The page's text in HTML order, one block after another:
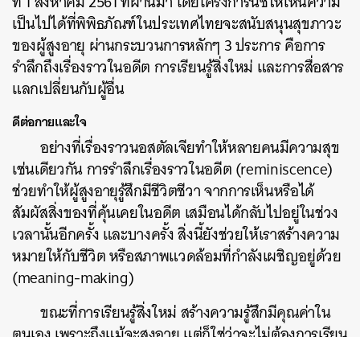
เป็นไปได้ที่พิพิธภัณฑ์ในประเทศไทยจะสนับสนุนสุขภาวะ
ของผู้สูงอายุ ผ่านกระบวนการหลักๆ 3 ประการ คือการ
รำลึกถึงเรื่องราวในอดีต การเรียนรู้สิ่งใหม่ และการสื่อสาร
แลกเปลี่ยนกับผู้อื่น
ดีต่อกายและใจ
อย่างที่เรื่องราวนอสตัลเจียทำให้หลายคนมีความสุข
เช่นเดียวกัน การรำลึกเรื่องราวในอดีต (reminiscence)
ช่วยทำให้ผู้สูงอายุรู้สึกมีชีวิตชีวา จากการเห็นหรือได้
สัมผัสสิ่งของที่คุ้นเคยในอดีต เสมือนได้กลับไปอยู่ในช่วง
เวลานั้นอีกครั้ง และบางครั้ง สิ่งนี้ยังช่วยให้เราสร้างความ
หมายให้กับชีวิต หรือสภาพแวดล้อมที่กำลังเผชิญอยู่ด้วย
(meaning-making)
ขณะที่การเรียนรู้สิ่งใหม่ สร้างความรู้สึกมีคุณค่าใน